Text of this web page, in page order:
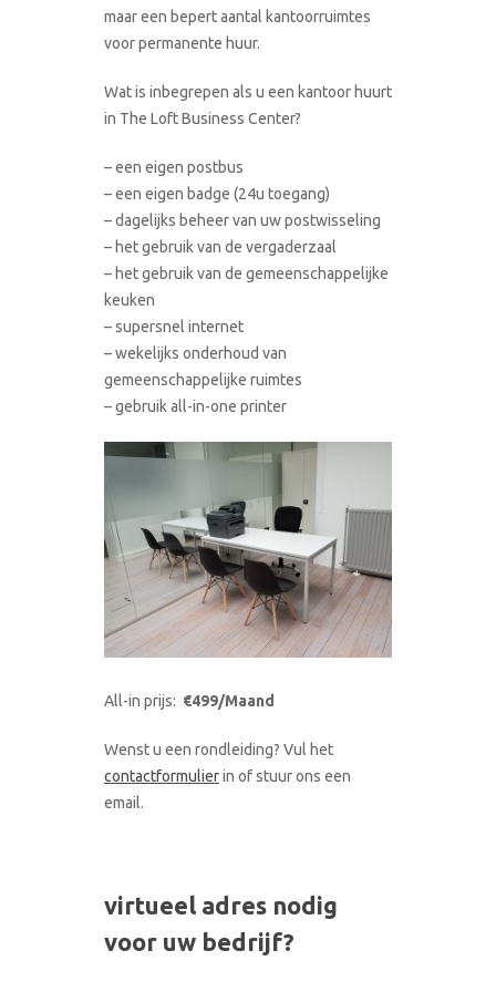
maar een bepert aantal kantoorruimtes
voor permanente huur.
Wat is inbegrepen als u een kantoor huurt
in The Loft Business Center?
– een eigen postbus
– een eigen badge (24u toegang)
– dagelijks beheer van uw postwisseling
– het gebruik van de vergaderzaal
– het gebruik van de gemeenschappelijke
keuken
– supersnel internet
– wekelijks onderhoud van
gemeenschappelijke ruimtes
– gebruik all-in-one printer
All-in prijs: €499/Maand
Wenst u een rondleiding? Vul het
contactformulierin of stuur ons een
email.
virtueel adres nodig
voor uw bedrijf?